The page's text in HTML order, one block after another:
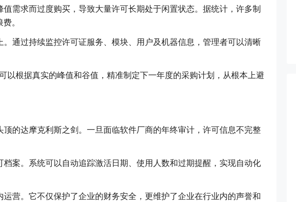
需求而过度购买，导致大量许可长期处于闲置状态。据统计，许多制
。
通过持续监控许可证服务、模块、用户及机器信息，管理者可以清晰
以根据真实的峰值和谷值，精准制定下一年度的采购计划，从根本上避
的达摩克利斯之剑。一旦面临软件厂商的年终审计，许可信息不完整
案。系统可以自动追踪激活日期、使用人数和过期提醒，实现自动化
营。它不仅保护了企业的财务安全，更维护了企业在行业内的声誉和